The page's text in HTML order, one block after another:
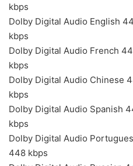
kbps
Dolby Digital Audio English
kbps
Dolby Digital Audio French
kbps
Dolby Digital Audio Chinese
kbps
Dolby Digital Audio Spanish
kbps
Dolby Digital Audio
448 kbps